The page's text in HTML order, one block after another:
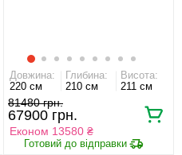
Довжина:
220 см
Глибина:
210 см
Висота:
211 см
81480 грн.
67900 грн.
Економ 13580 ₴